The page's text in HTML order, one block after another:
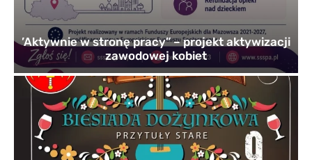
’Aktywnie w stronę pracy” – projekt aktywizacji
zawodowej kobiet